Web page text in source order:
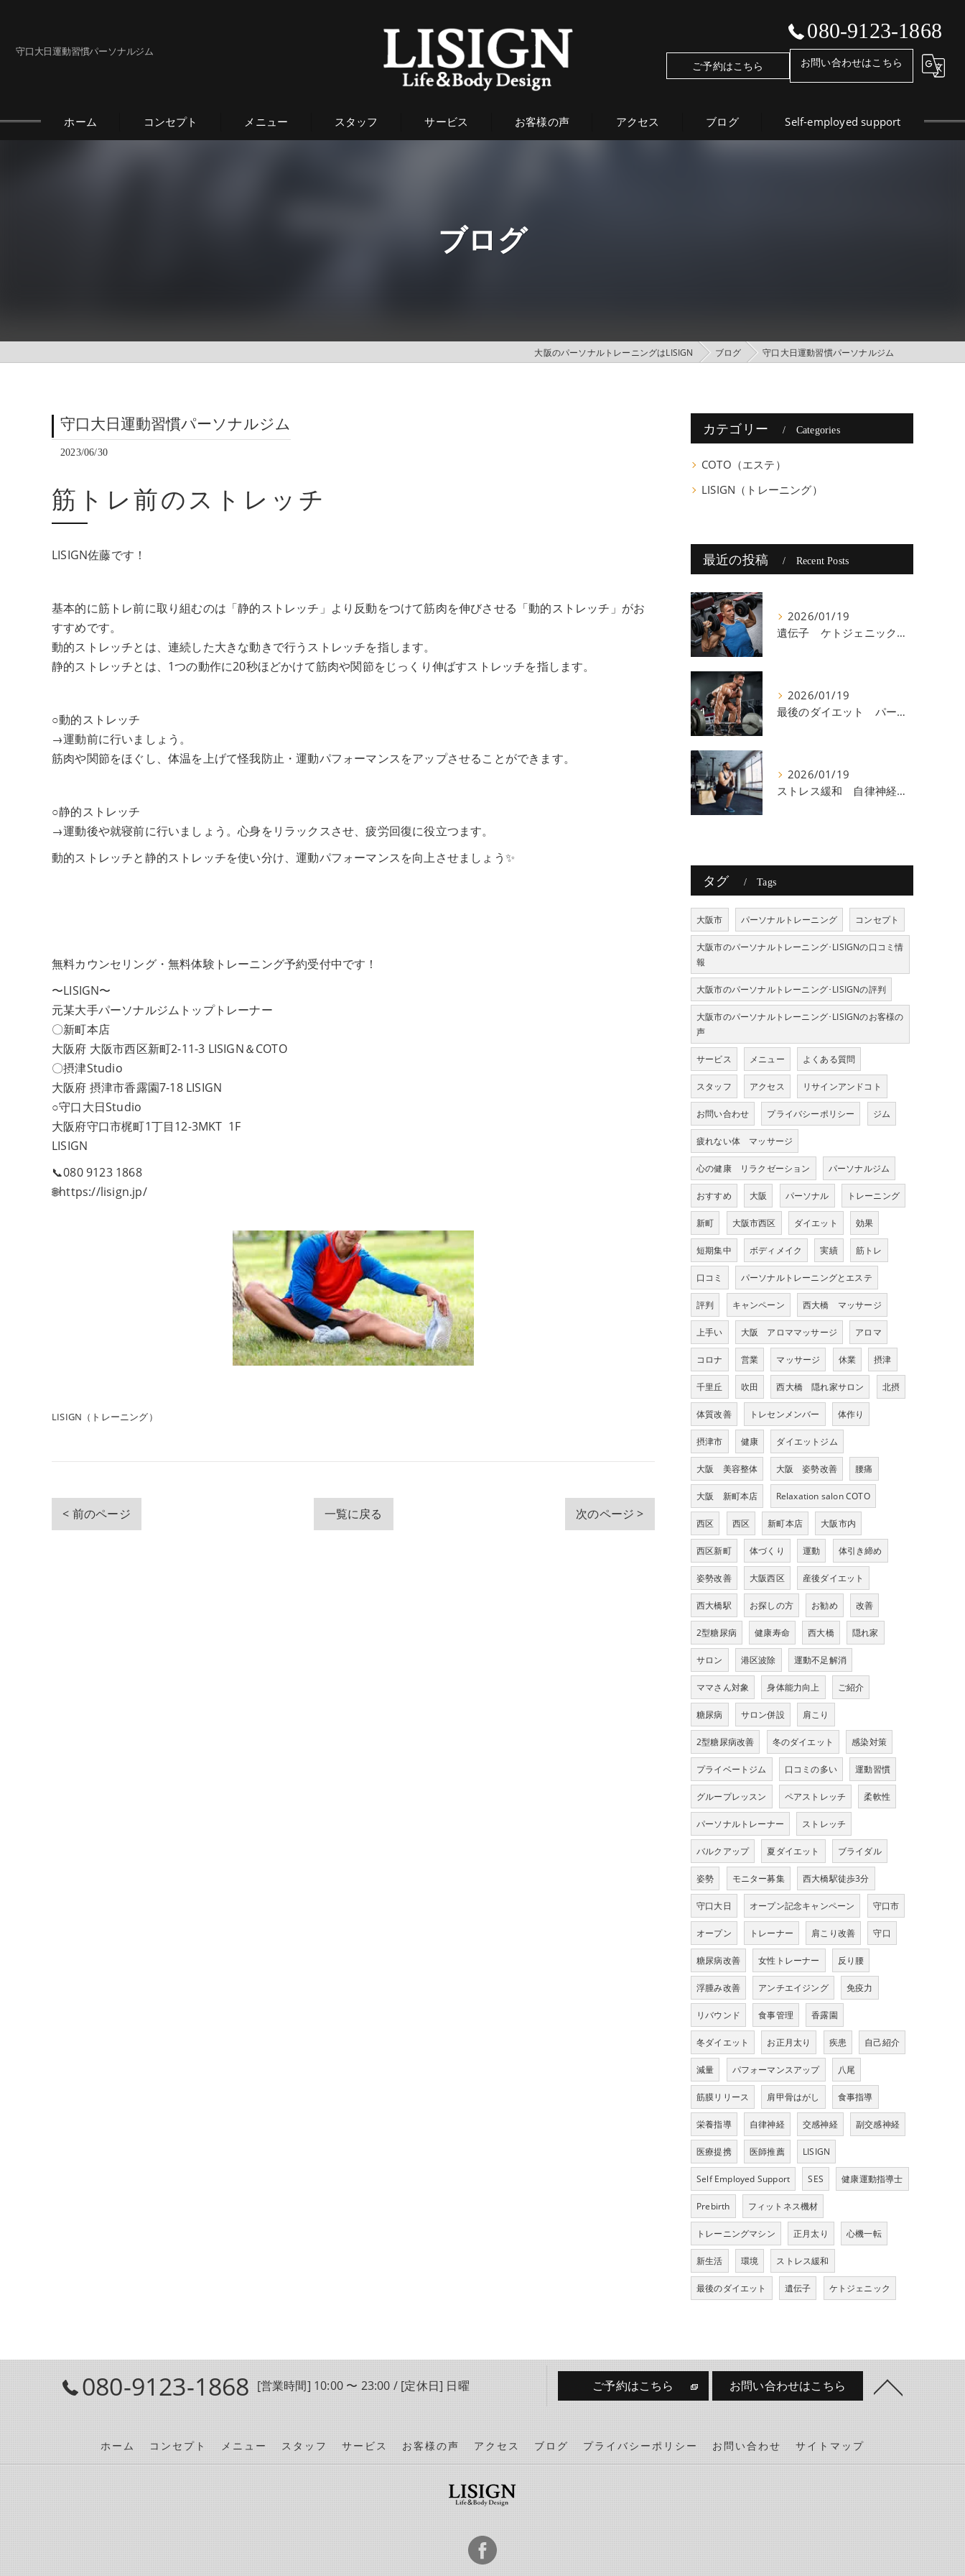
守口大日運動習慣パーソナルジム
080-9123-1868
ご予約はこちら お問い合わせはこちら
ホーム コンセプト メニュー スタッフ サービス お客様の声 アクセス ブログ Self-employed support
ブログ
大阪のパーソナルトレーニングはLISIGN ブログ 守口大日運動習慣パーソナルジム
守口大日運動習慣パーソナルジム
2023/06/30
筋トレ前のストレッチ
LISIGN佐藤です！
基本的に筋トレ前に取り組むのは「静的ストレッチ」より反動をつけて筋肉を伸びさせる「動的ストレッチ」がお
すすめです。
動的ストレッチとは、連続した大きな動きで行うストレッチを指します。
静的ストレッチとは、1つの動作に20秒ほどかけて筋肉や関節をじっくり伸ばすストレッチを指します。
○動的ストレッチ
→運動前に行いましょう。
筋肉や関節をほぐし、体温を上げて怪我防止・運動パフォーマンスをアップさせることができます。
○静的ストレッチ
→運動後や就寝前に行いましょう。心身をリラックスさせ、疲労回復に役立つます。
動的ストレッチと静的ストレッチを使い分け、運動パフォーマンスを向上させましょう✨
無料カウンセリング・無料体験トレーニング予約受付中です！
〜LISIGN〜
元某大手パーソナルジムトップトレーナー
〇新町本店
大阪府 大阪市西区新町2-11-3 LISIGN＆COTO
〇摂津Studio
大阪府 摂津市香露園7-18 LISIGN
○守口大日Studio
大阪府守口市梶町1丁目12-3MKT 1F
LISIGN
📞080 9123 1868
🌐https://lisign.jp/
LISIGN（トレーニング）
< 前のページ 一覧に戻る 次のページ >
カテゴリー Categories
COTO（エステ）
LISIGN（トレーニング）
最近の投稿 Recent Posts
2026/01/19
遺伝子 ケトジェニック 八尾
2026/01/19
最後のダイエット パーソナルトレーニング 八尾
2026/01/19
ストレス緩和 自律神経 八尾
タグ Tags
大阪市 パーソナルトレーニング コンセプト
大阪市のパーソナルトレーニング･LISIGNの口コミ情
報
大阪市のパーソナルトレーニング･LISIGNの評判
大阪市のパーソナルトレーニング･LISIGNのお客様の
声
サービス メニュー よくある質問
スタッフ アクセス リサインアンドコト
お問い合わせ プライバシーポリシー ジム
疲れない体 マッサージ
心の健康 リラクゼーション パーソナルジム
おすすめ 大阪 パーソナル トレーニング
新町 大阪市西区 ダイエット 効果
短期集中 ボディメイク 実績 筋トレ
口コミ パーソナルトレーニングとエステ
評判 キャンペーン 西大橋 マッサージ
上手い 大阪 アロママッサージ アロマ
コロナ 営業 マッサージ 休業 摂津
千里丘 吹田 西大橋 隠れ家サロン 北摂
体質改善 トレセンメンバー 体作り
摂津市 健康 ダイエットジム
大阪 美容整体 大阪 姿勢改善 腰痛
大阪 新町本店 Relaxation salon COTO
西区 西区 新町本店 大阪市内
西区新町 体づくり 運動 体引き締め
姿勢改善 大阪西区 産後ダイエット
西大橋駅 お探しの方 お勧め 改善
2型糖尿病 健康寿命 西大橋 隠れ家
サロン 港区波除 運動不足解消
ママさん対象 身体能力向上 ご紹介
糖尿病 サロン併設 肩こり
2型糖尿病改善 冬のダイエット 感染対策
プライベートジム 口コミの多い 運動習慣
グループレッスン ペアストレッチ 柔軟性
パーソナルトレーナー ストレッチ
バルクアップ 夏ダイエット ブライダル
姿勢 モニター募集 西大橋駅徒歩3分
守口大日 オープン記念キャンペーン 守口市
オープン トレーナー 肩こり改善 守口
糖尿病改善 女性トレーナー 反り腰
浮腫み改善 アンチエイジング 免疫力
リバウンド 食事管理 香露園
冬ダイエット お正月太り 疾患 自己紹介
減量 パフォーマンスアップ 八尾
筋膜リリース 肩甲骨はがし 食事指導
栄養指導 自律神経 交感神経 副交感神経
医療提携 医師推薦 LISIGN
Self Employed Support SES 健康運動指導士
Prebirth フィットネス機材
トレーニングマシン 正月太り 心機一転
新生活 環境 ストレス緩和
最後のダイエット 遺伝子 ケトジェニック
080-9123-1868 [営業時間] 10:00 〜 23:00 / [定休日] 日曜 ご予約はこちら お問い合わせはこちら
ホーム コンセプト メニュー スタッフ サービス お客様の声 アクセス ブログ プライバシーポリシー お問い合わせ サイトマップ